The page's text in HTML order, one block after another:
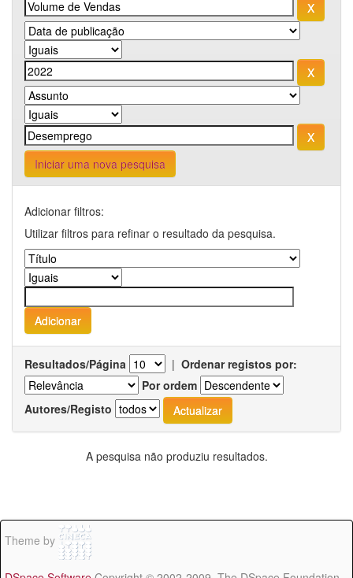
Iniciar uma nova pesquisa
Adicionar filtros:
Utilizar filtros para refinar o resultado da pesquisa.
Resultados/Página | Ordenar registos por:
Por ordem
Autores/Registo
A pesquisa não produziu resultados.
Theme by